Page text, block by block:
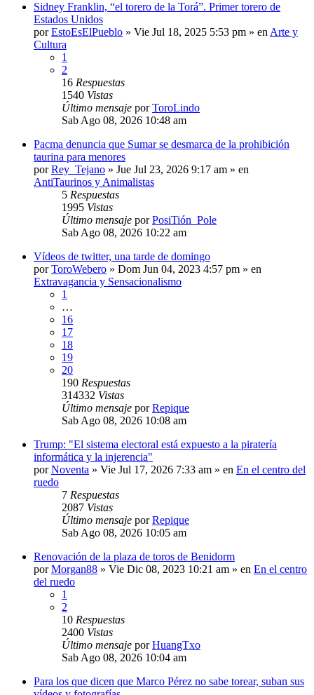
Sidney Franklin, “el torero de la Torá”. Primer torero de
Estados Unidos
porEstoEsElPueblo » Vie Jul 18, 2025 5:53 pm » enArte y
Cultura
1
2
16 Respuestas
1540 Vistas
Último mensaje porToroLindo
Sab Ago 08, 2026 10:48 am
Pacma denuncia que Sumar se desmarca de la prohibición
taurina para menores
porRey_Tejano » Jue Jul 23, 2026 9:17 am » en
AntiTaurinos y Animalistas
5 Respuestas
1995 Vistas
Último mensaje porPosiTión_Pole
Sab Ago 08, 2026 10:22 am
Vídeos de twitter, una tarde de domingo
porToroWebero » Dom Jun 04, 2023 4:57 pm » en
Extravagancia y Sensacionalismo
1
…
16
17
18
19
20
190 Respuestas
314332 Vistas
Último mensaje porRepique
Sab Ago 08, 2026 10:08 am
Trump: "El sistema electoral está expuesto a la piratería
informática y la injerencia"
porNoventa » Vie Jul 17, 2026 7:33 am » en En el centro del
ruedo
7 Respuestas
2087 Vistas
Último mensaje porRepique
Sab Ago 08, 2026 10:05 am
Renovación de la plaza de toros de Benidorm
porMorgan88 » Vie Dic 08, 2023 10:21 am » en En el centro
del ruedo
1
2
10 Respuestas
2400 Vistas
Último mensaje porHuangTxo
Sab Ago 08, 2026 10:04 am
Para los que dicen que Marco Pérez no sabe torear, suban sus